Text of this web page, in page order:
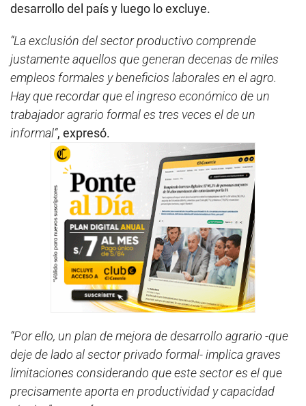
desarrollo del país y luego lo excluye.
“La exclusión del sector productivo comprende
justamente aquellos que generan decenas de miles
empleos formales y beneficios laborales en el agro.
Hay que recordar que el ingreso económico de un
trabajador agrario formal es tres veces el de un
informal”, expresó.
“Por ello, un plan de mejora de desarrollo agrario -que
deje de lado al sector privado formal- implica graves
limitaciones considerando que este sector es el que
precisamente aporta en productividad y capacidad